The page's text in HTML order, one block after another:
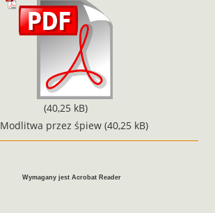
Modlitwa przez śpiew
Wymagany jest Acrobat Reader